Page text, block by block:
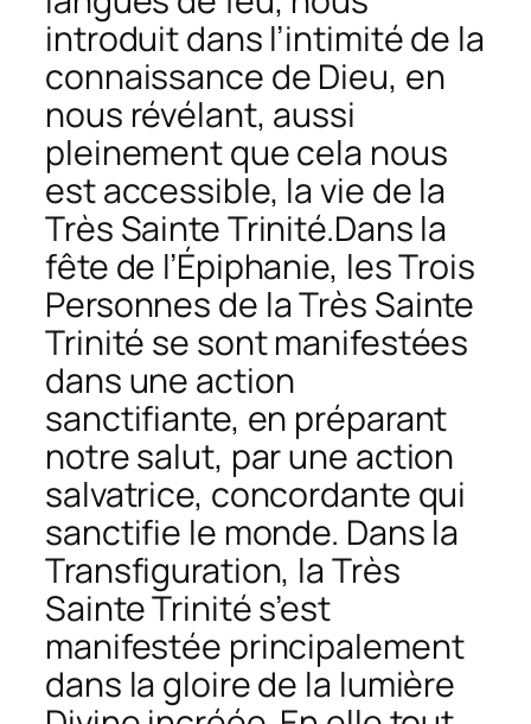
introduit dans l’intimité de la
connaissance de Dieu, en
nous révélant, aussi
pleinement que cela nous
est accessible, la vie de la
Très Sainte Trinité.Dans la
fête de l’Épiphanie, les Trois
Personnes de la Très Sainte
Trinité se sont manifestées
dans une action
sanctifiante, en préparant
notre salut, par une action
salvatrice, concordante qui
sanctifie le monde. Dans la
Transfiguration, la Très
Sainte Trinité s’est
manifestée principalement
dans la gloire de la lumière